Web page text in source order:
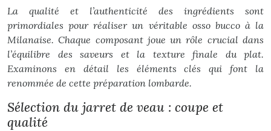
La qualité et l’authenticité des ingrédients sont
primordiales pour réaliser un véritable osso bucco à la
Milanaise. Chaque composant joue un rôle crucial dans
l’équilibre des saveurs et la texture finale du plat.
Examinons en détail les éléments clés qui font la
renommée de cette préparation lombarde.
Sélection du jarret de veau : coupe et
qualité